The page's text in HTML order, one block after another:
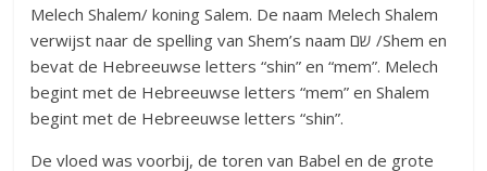
Melech Shalem/ koning Salem. De naam Melech Shalem
verwijst naar de spelling van Shem’s naam שם /Shem en
bevat de Hebreeuwse letters “shin” en “mem”. Melech
begint met de Hebreeuwse letters “mem” en Shalem
begint met de Hebreeuwse letters “shin”.
De vloed was voorbij, de toren van Babel en de grote